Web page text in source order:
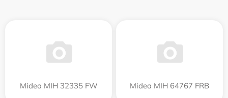
Midea MIH 32335 FW Midea MIH 64767 FRB